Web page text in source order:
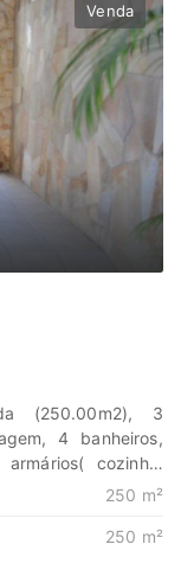
Venda
(250.00m2), 3
4 banheiros,
cozinha,
área serviço,
edicula com 01
250 m²
250 m²